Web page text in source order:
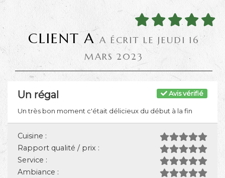
CLIENT A A ÉCRIT LE JEUDI 16
MARS 2023
Avis vérifié
Un régal
Un très bon moment c'était délicieux du début à la fin
Cuisine :
Rapport qualité / prix :
Service :
Ambiance :